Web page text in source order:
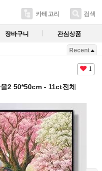
카테고리 검색
장바구니 관심상품
Recent
1
2 50*50cm - 11ct전체